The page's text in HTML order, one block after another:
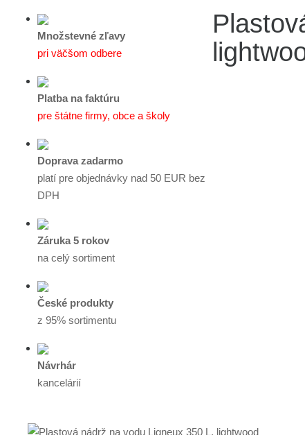
Množstevné zľavy
pri väčšom odbere
Platba na faktúru
pre štátne firmy, obce a školy
Doprava zadarmo
platí pre objednávky nad 50 EUR bez
DPH
Záruka 5 rokov
na celý sortiment
České produkty
z 95% sortimentu
Návrhár
kancelárií